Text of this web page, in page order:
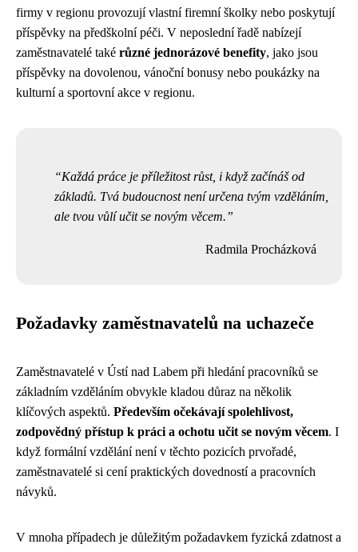
firmy v regionu provozují vlastní firemní školky nebo poskytují
příspěvky na předškolní péči. V neposlední řadě nabízejí
zaměstnavatelé také různé jednorázové benefity, jako jsou
příspěvky na dovolenou, vánoční bonusy nebo poukázky na
kulturní a sportovní akce v regionu.
Každá práce je příležitost růst, i když začínáš od
základů. Tvá budoucnost není určena tvým vzděláním,
ale tvou vůlí učit se novým věcem.
Radmila Procházková
Požadavky zaměstnavatelů na uchazeče
Zaměstnavatelé v Ústí nad Labem při hledání pracovníků se
základním vzděláním obvykle kladou důraz na několik
klíčových aspektů. Především očekávají spolehlivost,
zodpovědný přístup k práci a ochotu učit se novým věcem. I
když formální vzdělání není v těchto pozicích prvořadé,
zaměstnavatelé si cení praktických dovedností a pracovních
návyků.
V mnoha případech je důležitým požadavkem fyzická zdatnost a